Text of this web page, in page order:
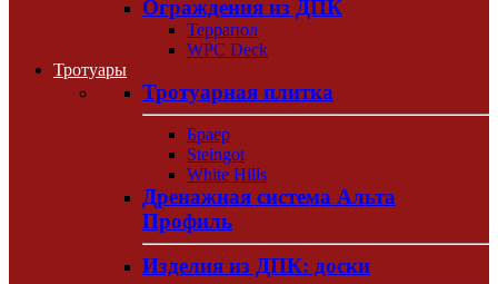
Ограждения из ДПК
Террапол
WPC Deck
Тротуары
Тротуарная плитка
Браер
Steingot
White Hills
Дренажная система Альта
Профиль
Изделия из ДПК: доски